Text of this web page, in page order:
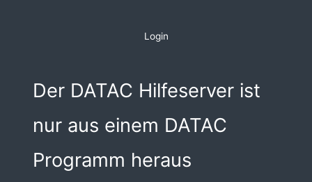
Login
Der DATAC Hilfeserver ist
nur aus einem DATAC
Programm heraus